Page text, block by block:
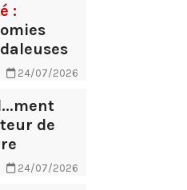
:
24/07/2026
de
24/07/2026